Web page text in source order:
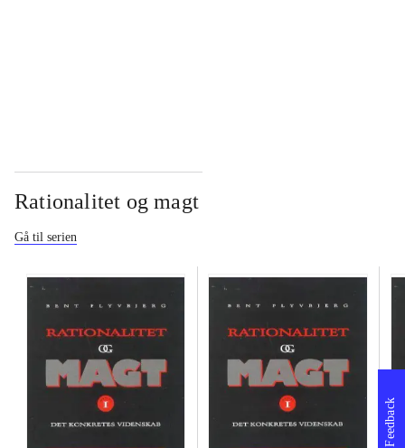
Rationalitet og magt
Gå til serien
Feedback